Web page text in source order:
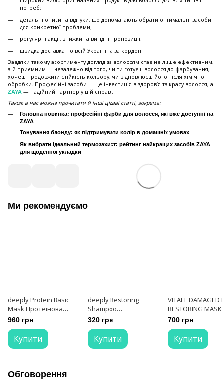
потреб;
детальні описи та відгуки, що допомагають обрати оптимальні засоби
для конкретної проблеми;
регулярні акції, знижки та вигідні пропозиції;
швидка доставка по всій Україні та за кордон.
Завдяки такому асортименту догляд за волоссям стає не лише ефективним,
а й приємним — незалежно від того, чи ти готуєш волосся до фарбування,
хочеш продовжити стійкість кольору, чи відновлюєш його після хімічної
обробки. Професійні засоби — це інвестиція в здоров’я та красу волосся, а
ZAYA — надійний партнер у цій справі.
Також в нас можна прочитати й інші цікаві статті, зокрема:
Головна новинка: професійні фарби для волосся, які вже доступні на
ZAYA
Тонування блонду: як підтримувати колір в домашніх умовах
Як вибрати ідеальний термозахист: рейтинг найкращих засобів ZAYA
для щоденної укладки
Ми рекомендуємо
deeply Protein Basic
Mask Протеїнова
маска-підкладка для
волосся 300 мл
960 грн
Купити
deeply Restoring
Shampoo
Відновлюючий
шампунь для волосся
250 мл
320 грн
Купити
VITAEL DAMAGED
RESTORING MASK
Маска
для
волосся 250 мл
700 грн
Купити
Обговорення